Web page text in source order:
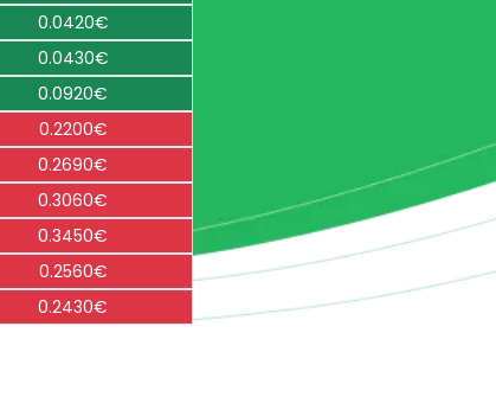
0.0420€
0.0430€
0.0920€
0.2200€
0.2690€
0.3060€
0.3450€
0.2560€
0.2430€